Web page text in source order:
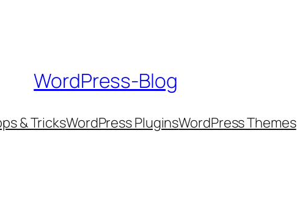
WordPress-Blog
& TricksWordPress PluginsWordPress Themes